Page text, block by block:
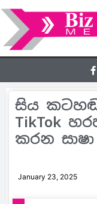
සිය
TikTok
කරන
January 23, 2025